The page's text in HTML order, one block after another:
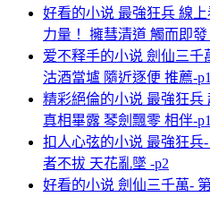
好看的小说 最強狂兵 線
力量！ 擁彗清道 觸而即發
爱不释手的小说 劍仙三千
沽酒當壚 隨近逐便 推薦-p1
精彩絕倫的小说 最強狂兵
真相畢露 琴劍飄零 相伴-p1
扣人心弦的小说 最強狂兵
者不拔 天花亂墜 -p2
好看的小说 劍仙三千萬-